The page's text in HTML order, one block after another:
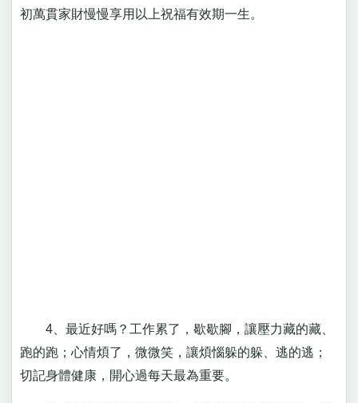
初萬貫家財慢慢享用以上祝福有效期一生。
4、最近好嗎？工作累了，歇歇腳，讓壓力藏的藏、
跑的跑；心情煩了，微微笑，讓煩惱躲的躲、逃的逃；
切記身體健康，開心過每天最為重要。